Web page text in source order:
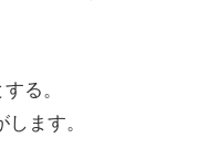
る。
ます。